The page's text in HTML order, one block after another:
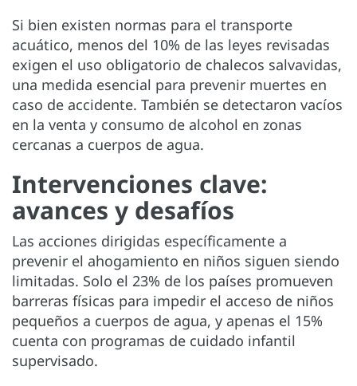
Si bien existen normas para el transporte
acuático, menos del 10% de las leyes revisadas
exigen el uso obligatorio de chalecos salvavidas,
una medida esencial para prevenir muertes en
caso de accidente. También se detectaron vacíos
en la venta y consumo de alcohol en zonas
cercanas a cuerpos de agua.
Intervenciones clave:
avances y desafíos
Las acciones dirigidas específicamente a
prevenir el ahogamiento en niños siguen siendo
limitadas. Solo el 23% de los países promueven
barreras físicas para impedir el acceso de niños
pequeños a cuerpos de agua, y apenas el 15%
cuenta con programas de cuidado infantil
supervisado.